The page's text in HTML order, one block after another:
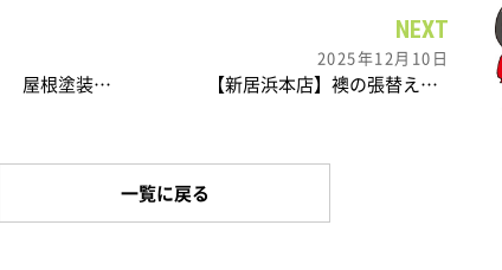
【四国中央店】 屋根塗装工事
NEXT
2025年12月10日
【新居浜本店】襖の張替えを行いました。
一覧に戻る